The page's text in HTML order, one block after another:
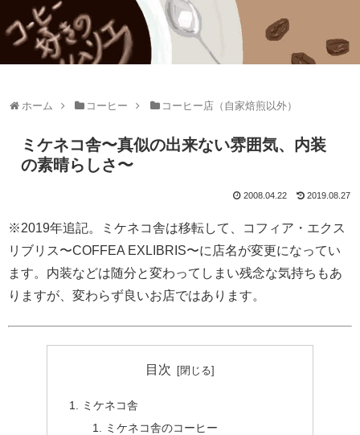
ホーム コーヒー コーヒー店（自家焙煎以外）
ミケネコ舎〜真似の出来ない雰囲気、内装
の素晴らしさ〜
2008.04.22 2019.08.27
※2019年追記。ミケネコ舎は移転して、コフィア・エクス
リブリス〜COFFEA EXLIBRIS〜に店名が変更になってい
ます。内装などは随分と変わってしまい残念な気持ちもあ
りますが、変わらず良いお店ではあります。
目次
ミケネコ舎
ミケネコ舎のコーヒー